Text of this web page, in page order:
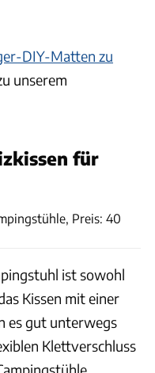
DIY-Matten zu
unserem
für
Preis: 40
ist sowohl
Kissen mit einer
es gut unterwegs
Klettverschluss